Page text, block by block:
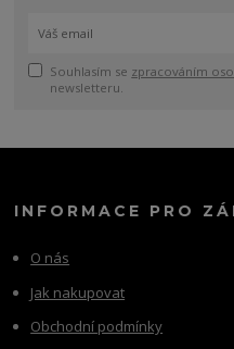
Souhlasím se zpracováním
newsletteru.
INFORMACE PRO
O nás
Jak nakupovat
Obchodní podmínky